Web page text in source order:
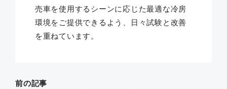
売車を使用するシーンに応じた最適な冷房
環境をご提供できるよう、日々試験と改善
を重ねています。
前の記事